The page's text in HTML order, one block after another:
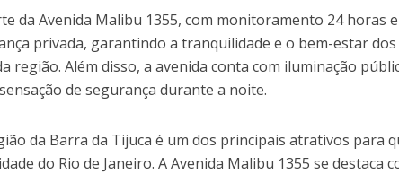
da Avenida Malibu 1355, com monitoramento 24 horas e
privada, garantindo a tranquilidade e o bem-estar dos
região. Além disso, a avenida conta com iluminação
de segurança durante a noite.
da Barra da Tijuca é um dos principais atrativos para
do Rio de Janeiro. A Avenida Malibu 1355 se destaca